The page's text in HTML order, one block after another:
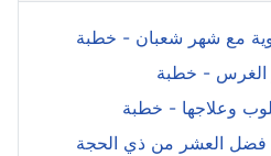
مع شهر شعبان - خطبة
- خطبة
وعلاجها - خطبة
فضل العشر من ذي الحجة